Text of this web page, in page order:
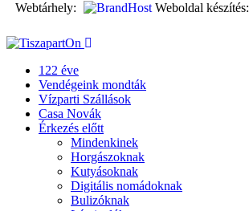
Webtárhely:
Weboldal készítés:
122 éve
Vendégeink mondták
Vízparti Szállások
Casa Novák
Érkezés előtt
Mindenkinek
Horgászoknak
Kutyásoknak
Digitális nomádoknak
Bulizóknak